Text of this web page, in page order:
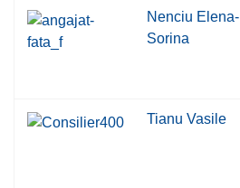
Nenciu Elena-
Sorina
Tianu Vasile